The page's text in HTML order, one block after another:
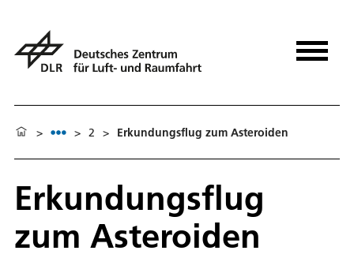
> > 2 > Erkundungsflug zum Asteroiden
Erkundungsflug
zum Asteroiden